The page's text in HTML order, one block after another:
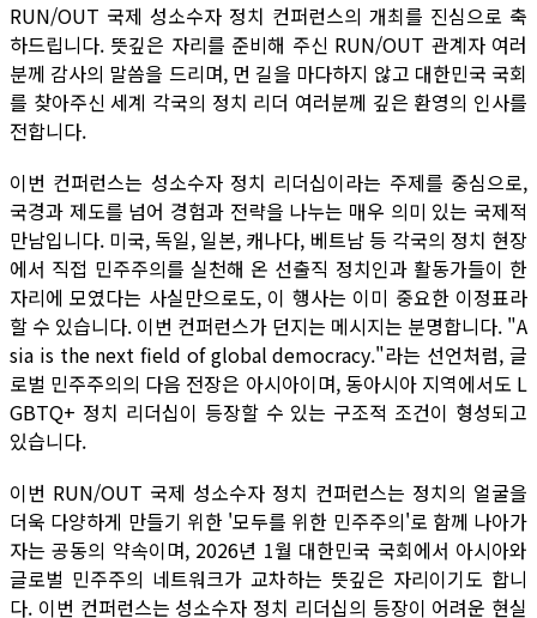
RUN/OUT 국제 성소수자 정치 컨퍼런스의 개최를 진심으로 축
하드립니다. 뜻깊은 자리를 준비해 주신 RUN/OUT 관계자 여러
분께 감사의 말씀을 드리며, 먼 길을 마다하지 않고 대한민국 국회
를 찾아주신 세계 각국의 정치 리더 여러분께 깊은 환영의 인사를
전합니다.
이번 컨퍼런스는 성소수자 정치 리더십이라는 주제를 중심으로,
국경과 제도를 넘어 경험과 전략을 나누는 매우 의미 있는 국제적
만남입니다. 미국, 독일, 일본, 캐나다, 베트남 등 각국의 정치 현장
에서 직접 민주주의를 실천해 온 선출직 정치인과 활동가들이 한
자리에 모였다는 사실만으로도, 이 행사는 이미 중요한 이정표라
할 수 있습니다. 이번 컨퍼런스가 던지는 메시지는 분명합니다. "A
sia is the next field of global democracy."라는 선언처럼, 글
로벌 민주주의의 다음 전장은 아시아이며, 동아시아 지역에서도 L
GBTQ+ 정치 리더십이 등장할 수 있는 구조적 조건이 형성되고
있습니다.
이번 RUN/OUT 국제 성소수자 정치 컨퍼런스는 정치의 얼굴을
더욱 다양하게 만들기 위한 '모두를 위한 민주주의'로 함께 나아가
자는 공동의 약속이며, 2026년 1월 대한민국 국회에서 아시아와
글로벌 민주주의 네트워크가 교차하는 뜻깊은 자리이기도 합니
다. 이번 컨퍼런스는 성소수자 정치 리더십의 등장이 어려운 현실